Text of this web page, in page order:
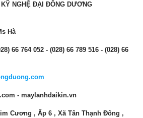
NGHỆ ĐẠI ĐÔNG DƯƠNG
Hà
66 764 052 - (028) 66 789 516 - (028) 66
- maylanhdaikin.vn
Cương , Ấp 6 , Xã Tân Thạnh Đông ,